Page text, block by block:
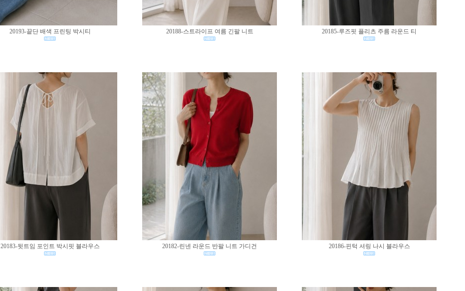
20193-끝단 배색 프린팅 박시티 20188-스트라이프 여름 긴팔 니트 20185-루즈핏 플리츠 주름 라운드 티
20183-뒷트임 포인트 박시핏 블라우스 20182-린넨 라운드 반팔 니트 가디건 20186-핀턱 셔링 나시 블라우스